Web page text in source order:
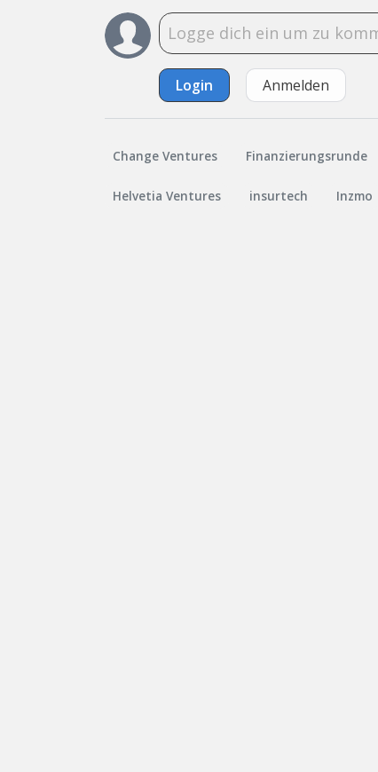
Login Anmelden
Change Ventures Finanzierungsrunde
Helvetia Ventures insurtech Inzmo